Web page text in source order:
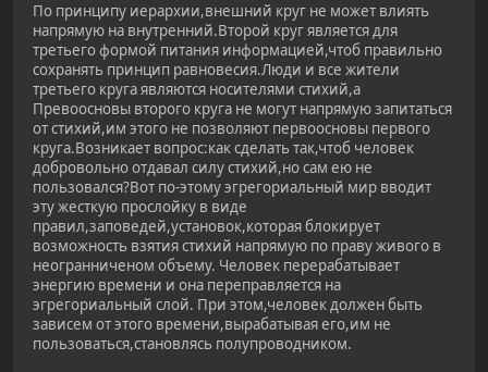
По принципу иерархии,внешний круг не может влиять
напрямую на внутренний.Второй круг является для
третьего формой питания информацией,чтоб правильно
сохранять принцип равновесия.Люди и все жители
третьего круга являются носителями стихий,а
Превоосновы второго круга не могут напрямую запитаться
от стихий,им этого не позволяют первоосновы первого
круга.Возникает вопрос:как сделать так,чтоб человек
добровольно отдавал силу стихий,но сам ею не
пользовался?Вот по-этому эгрегориальный мир вводит
эту жесткую прослойку в виде
правил,заповедей,установок,которая блокирует
возможность взятия стихий напрямую по праву живого в
неогранниченом объему. Человек перерабатывает
энергию времени и она переправляется на
эгрегориальный слой. При этом,человек должен быть
зависем от этого времени,вырабатывая его,им не
пользоваться,становлясь полупроводником.